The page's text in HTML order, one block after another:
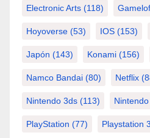
Electronic Arts (118)
Hoyoverse (53) IOS (153)
Japón (143) Konami (156)
Namco Bandai (80) Netflix
Nintendo 3ds (113)
PlayStation (77) Playstation 3